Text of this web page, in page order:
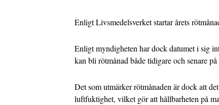
Enligt Livsmedelsverket startar årets
Enligt myndigheten har dock datumet i sig
kan bli rötmånad både tidigare och senare på
Det som utmärker rötmånaden är dock att
luftfuktighet, vilket gör att hållbarheten på